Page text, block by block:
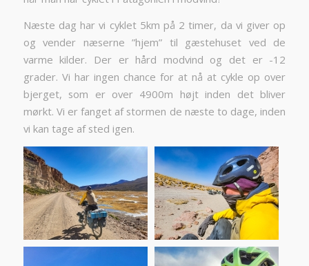
Næste dag har vi cyklet 5km på 2 timer, da vi giver op
og vender næserne ”hjem” til gæstehuset ved de
varme kilder. Der er hård modvind og det er -12
grader. Vi har ingen chance for at nå at cykle op over
bjerget, som er over 4900m højt inden det bliver
mørkt. Vi er fanget af stormen de næste to dage, inden
vi kan tage af sted igen.